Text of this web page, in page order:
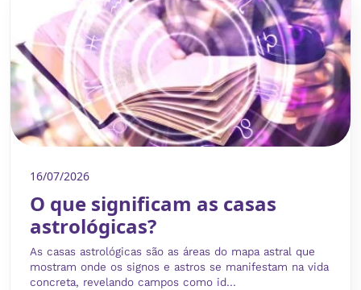
16/07/2026
O que significam as casas
astrológicas?
As casas astrológicas são as áreas do mapa astral que
mostram onde os signos e astros se manifestam na vida
concreta, revelando campos como id...